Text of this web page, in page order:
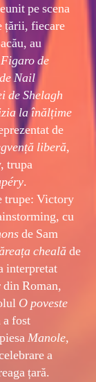
pe scena
țării, fiecare
au
de
Nail
de Shelagh
la înălțime
de
liberă,
trupa
.
trupe: Victory
cu
de Sam
chealăde
interpretat
Roman,
O poveste
fost
Manole,
a
țară.